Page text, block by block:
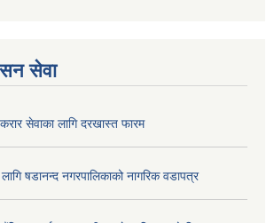
सेवा
सेवाका लागि दरखास्त फारम
षडानन्द नगरपालिकाको नागरिक वडापत्र